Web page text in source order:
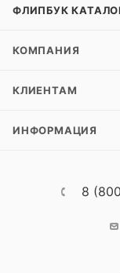
ФЛИПБУК
КОМПАНИЯ
КЛИЕНТАМ
ИНФОРМАЦИЯ
8